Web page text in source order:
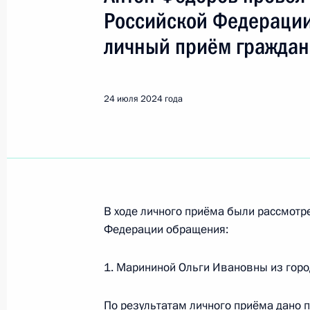
Продолжен контроль исполнения
26 июля 2024 года, 15:42
конференц-связи жительницы
Российской
личный приём граждан
24 июля 2024 года
В ходе личного приёма были
Федерации обращения:
1. Марининой Ольги Ивановны из
По результатам личного приёма дано